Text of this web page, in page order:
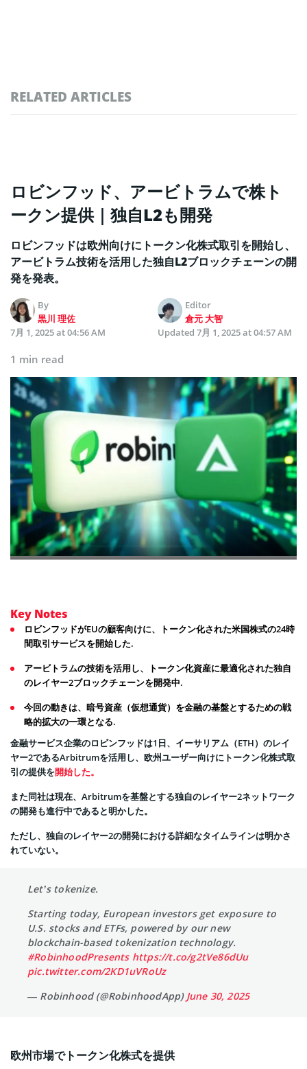
RELATED ARTICLES
ロビンフッド、アービトラムで株ト
ークン提供｜独自L2も開発
ロビンフッドは欧州向けにトークン化株式取引を開始し、
アービトラム技術を活用した独自L2ブロックチェーンの開
発を発表。
By
黒川 理佐
Editor
倉元 大智
7月 1, 2025 at 04:56 AM
Updated 7月 1, 2025 at 04:57 AM
1 min read
Key Notes
ロビンフッドがEUの顧客向けに、トークン化された米国株式の24時
間取引サービスを開始した.
アービトラムの技術を活用し、トークン化資産に最適化された独自
のレイヤー2ブロックチェーンを開発中.
今回の動きは、暗号資産（仮想通貨）を金融の基盤とするための戦
略的拡大の一環となる.
金融サービス企業のロビンフッドは1日、イーサリアム（ETH）のレイ
ヤー2であるArbitrumを活用し、欧州ユーザー向けにトークン化株式取
引の提供を開始した。
また同社は現在、Arbitrumを基盤とする独自のレイヤー2ネットワーク
の開発も進行中であると明かした。
ただし、独自のレイヤー2の開発における詳細なタイムラインは明かさ
れていない。
Let’s tokenize.
Starting today, European investors get exposure to
U.S. stocks and ETFs, powered by our new
blockchain-based tokenization technology.
#RobinhoodPresents https://t.co/g2tVe86dUu
pic.twitter.com/2KD1uVRoUz
— Robinhood (@RobinhoodApp) June 30, 2025
欧州市場でトークン化株式を提供